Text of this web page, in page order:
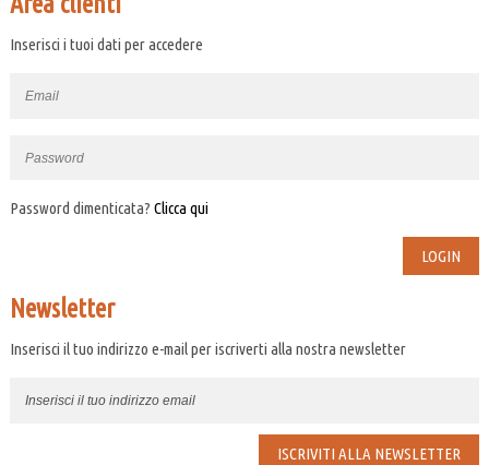
Inserisci i tuoi dati per accedere
Password dimenticata? Clicca qui
Newsletter
Inserisci il tuo indirizzo e-mail per iscriverti alla nostra newsletter